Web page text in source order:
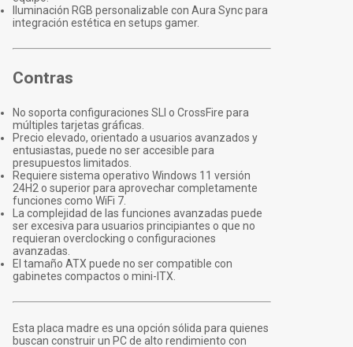
Iluminación RGB personalizable con Aura Sync para
integración estética en setups gamer.
Contras
No soporta configuraciones SLI o CrossFire para
múltiples tarjetas gráficas.
Precio elevado, orientado a usuarios avanzados y
entusiastas, puede no ser accesible para
presupuestos limitados.
Requiere sistema operativo Windows 11 versión
24H2 o superior para aprovechar completamente
funciones como WiFi 7.
La complejidad de las funciones avanzadas puede
ser excesiva para usuarios principiantes o que no
requieran overclocking o configuraciones
avanzadas.
El tamaño ATX puede no ser compatible con
gabinetes compactos o mini-ITX.
Esta placa madre es una opción sólida para quienes
buscan construir un PC de alto rendimiento con